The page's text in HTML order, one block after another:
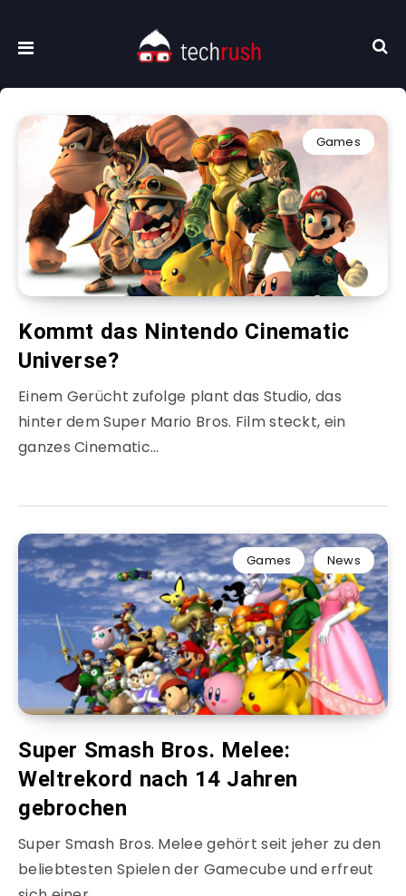
Games
Kommt das Nintendo Cinematic
Universe?
Einem Gerücht zufolge plant das Studio, das
hinter dem Super Mario Bros. Film steckt, ein
ganzes Cinematic…
Games News
Super Smash Bros. Melee:
Weltrekord nach 14 Jahren
gebrochen
Super Smash Bros. Melee gehört seit jeher zu den
beliebtesten Spielen der Gamecube und erfreut